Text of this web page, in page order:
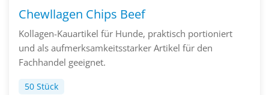
Chewllagen Chips Beef
Kollagen-Kauartikel für Hunde, praktisch portioniert
und als aufmerksamkeitsstarker Artikel für den
Fachhandel geeignet.
50 Stück